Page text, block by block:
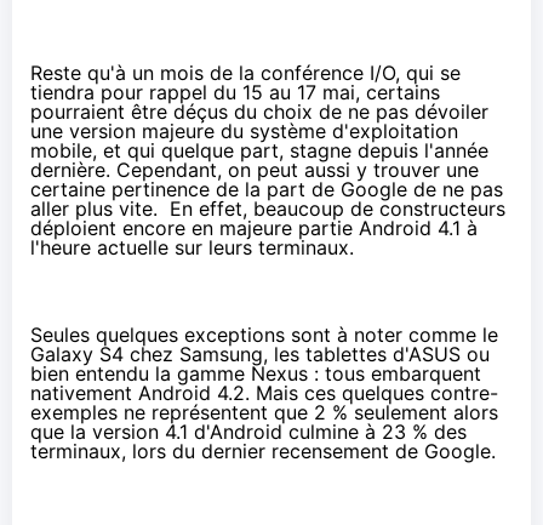
Reste qu'à un mois de la conférence I/O, qui se
tiendra pour rappel du 15 au 17 mai, certains
pourraient être déçus du choix de ne pas dévoiler
une version majeure du système d'exploitation
mobile, et qui quelque part, stagne depuis l'année
dernière. Cependant, on peut aussi y trouver une
certaine pertinence de la part de Google de ne pas
aller plus vite. En effet, beaucoup de constructeurs
déploient encore en majeure partie Android 4.1 à
l'heure actuelle sur leurs terminaux.
Seules quelques exceptions sont à noter comme le
Galaxy S4 chez Samsung, les tablettes d'ASUS ou
bien entendu la gamme Nexus : tous embarquent
nativement Android 4.2. Mais ces quelques contre-
exemples ne représentent que 2 % seulement alors
que la version 4.1 d'Android culmine à 23 % des
terminaux, lors du dernier recensement de Google.